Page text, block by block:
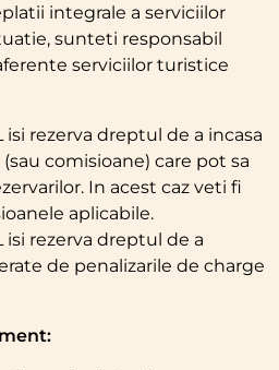
integrale a serviciilor
sunteti responsabil
serviciilor turistice
isi rezerva dreptul de a incasa
comisioane) care pot sa
In acest caz veti fi
aplicabile.
isi rezerva dreptul de a
de penalizarile de charge